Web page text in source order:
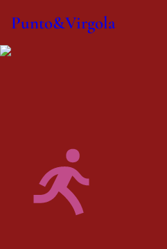
Punto&Virgola